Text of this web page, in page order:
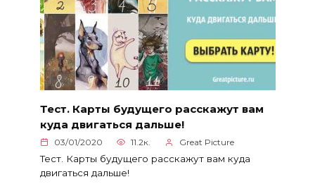
Тест. Карты будущего расскажут вам
куда двигаться дальше!
03/01/2020 11.2к. Great Picture
Тест. Карты будущего расскажут вам куда
двигаться дальше!